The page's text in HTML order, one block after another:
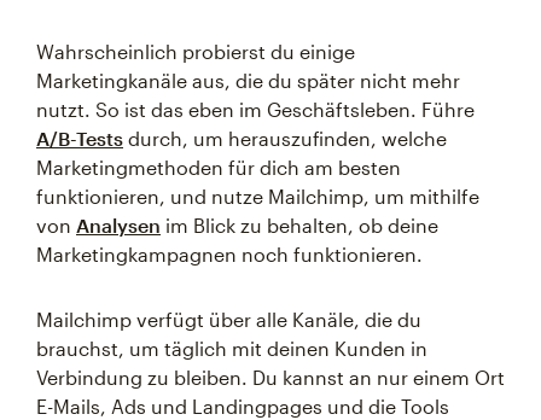
Wahrscheinlich probierst du einige
Marketingkanäle aus, die du später nicht mehr
nutzt. So ist das eben im Geschäftsleben. Führe
A/B-Tests durch, um herauszufinden, welche
Marketingmethoden für dich am besten
funktionieren, und nutze Mailchimp, um mithilfe
von Analysen im Blick zu behalten, ob deine
Marketingkampagnen noch funktionieren.
Mailchimp verfügt über alle Kanäle, die du
brauchst, um täglich mit deinen Kunden in
Verbindung zu bleiben. Du kannst an nur einem Ort
E-Mails, Ads und Landingpages und die Tools